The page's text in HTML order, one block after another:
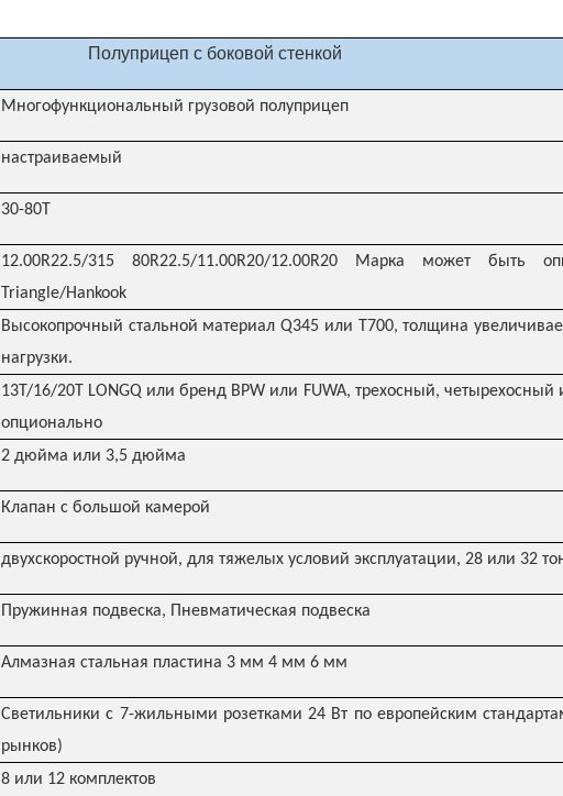
Полуприцеп с боковой стенкой
Многофункциональный грузовой полуприцеп
настраиваемый
30-80Т
12.00R22.5/315 80R22.5/11.00R20/12.00R20 Марка может быть
Triangle/Hankook
Высокопрочный стальной материал Q345 или T700, толщина
нагрузки.
13T/16/20T LONGQ или бренд BPW или FUWA, трехосный, четырехосный
опционально
2 дюйма или 3,5 дюйма
Клапан с большой камерой
двухскоростной ручной, для тяжелых условий эксплуатации, 28 или 32
Пружинная подвеска, Пневматическая подвеска
Алмазная стальная пластина 3 мм 4 мм 6 мм
Светильники с 7-жильными розетками 24 Вт по европейским
рынков)
8 или 12 комплектов